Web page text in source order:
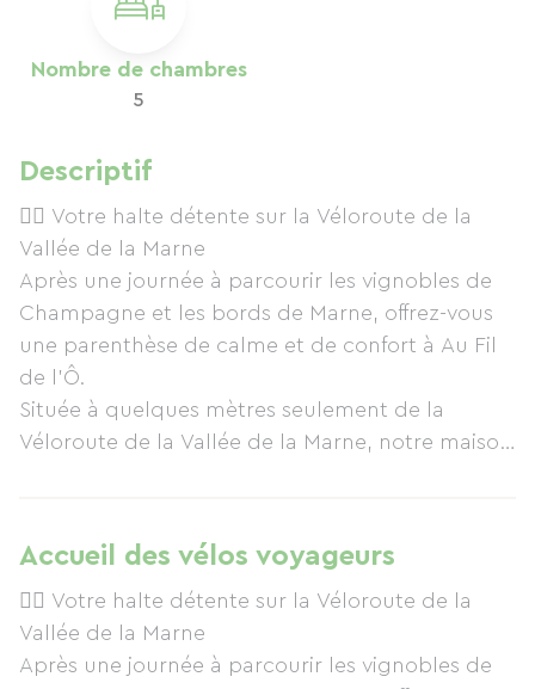
Nombre de chambres
5
Descriptif
🚴‍♀️ Votre halte détente sur la Véloroute de la
Vallée de la Marne
Après une journée à parcourir les vignobles de
Champagne et les bords de Marne, offrez-vous
une parenthèse de calme et de confort à Au Fil
de l'Ô.
Située à quelques mètres seulement de la
Véloroute de la Vallée de la Marne, notre maison
confortables, d'une piscine chauffée en saison,
d'un jardin propice à la détente et d'un petit-
déjeuner gourmand pour repartir du bon pied.
Après l'effort, place au plaisir : une baignade
rafraîchissante, une planche de dégustation à
Accueil des vélos voyageurs
🚴‍♀️ Votre halte détente sur la Véloroute de la
Vallée de la Marne
Après une journée à parcourir les vignobles de